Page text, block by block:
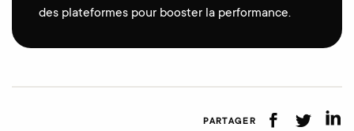
des plateformes pour booster la performance.
PARTAGER